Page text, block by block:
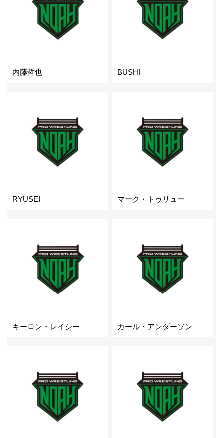
内藤哲也 BUSHI
RYUSEI マーク・トゥリュー
キーロン・レイシー カール・アンダーソン